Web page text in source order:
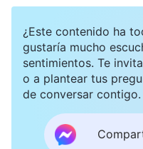
gradualmente y él
luz y pueda ser
despojarse de su
liberarse de la
emergiendo, así,
entonces recibirá el
¿Este contenido ha
gustaría mucho
sentimientos. Te
o a plantear tus
de conversar contigo.